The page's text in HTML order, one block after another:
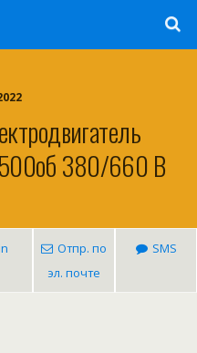
380/660 В
Отпр. по
эл. почте
SMS